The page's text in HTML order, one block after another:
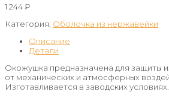
1 244₽
Категория: Оболочка из нержавейки
Описание
Детали
Окожушка предназначена для защиты
от механических и атмосферных
Изготавливается в заводских условиях.